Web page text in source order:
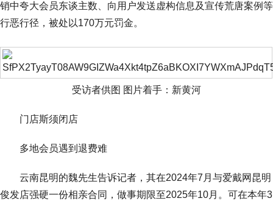
销中夸大会员东谈主数、向用户发送虚构信息及宣传荒唐案例等
行恶行径，被处以170万元罚金。
受访者供图 图片着手：新黄河
门店斯须闭店
多地会员遇到退费难
云南昆明的魏先生告诉记者，其在2024年7月与爱戴网昆明
俊发店强硬一份相亲合同，做事期限至2025年10月。可在本年3